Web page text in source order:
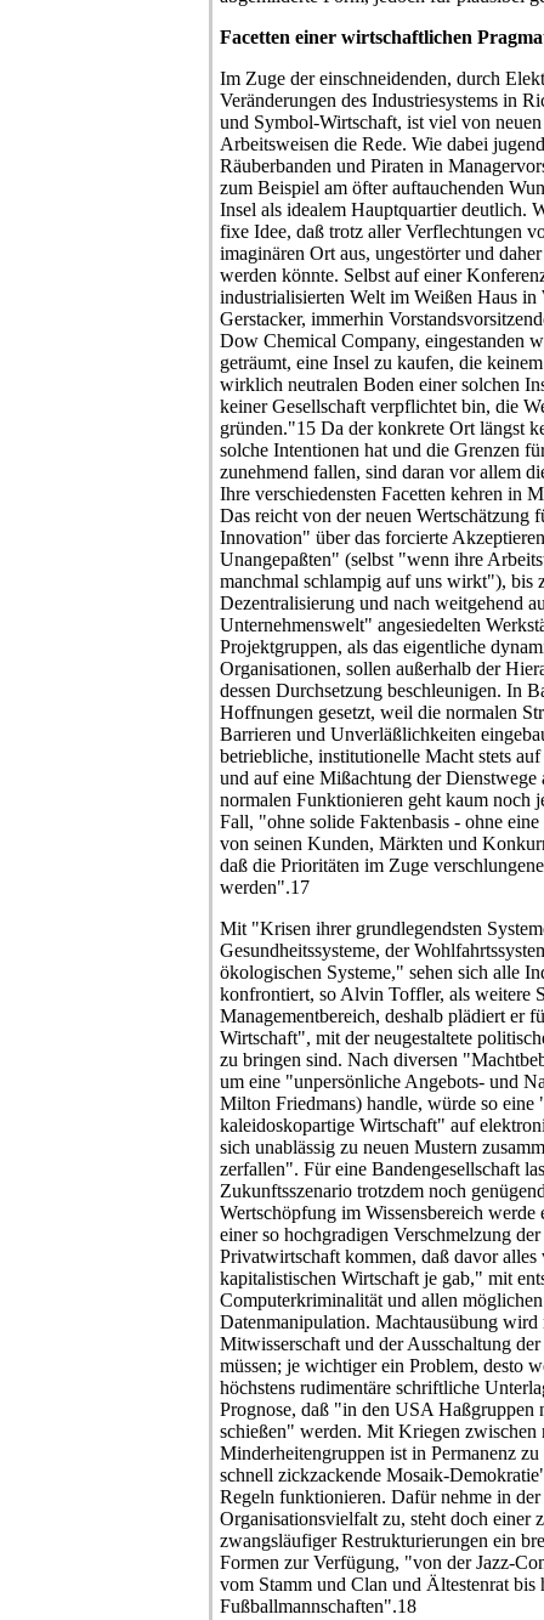
Facetten einer wirtschaftlichen
Im Zuge der einschneidenden, durch
Veränderungen des Industriesystems in
und Symbol-Wirtschaft, ist viel von
Arbeitsweisen die Rede. Wie dabei
Räuberbanden und Piraten in
zum Beispiel am öfter auftauchenden
Insel als idealem Hauptquartier deutlich.
fixe Idee, daß trotz aller Verflechtungen
imaginären Ort aus, ungestörter und
werden könnte. Selbst auf einer
industrialisierten Welt im Weißen Haus
Gerstacker, immerhin
Dow Chemical Company, eingestanden
geträumt, eine Insel zu kaufen, die
wirklich neutralen Boden einer solchen
keiner Gesellschaft verpflichtet bin, die
gründen."15 Da der konkrete Ort längst
solche Intentionen hat und die Grenzen
zunehmend fallen, sind daran vor allem
Ihre verschiedensten Facetten kehren in
Das reicht von der neuen Wertschätzung
Innovation" über das forcierte
Unangepaßten" (selbst "wenn ihre
manchmal schlampig auf uns wirkt"), bis
Dezentralisierung und nach weitgehend
Unternehmenswelt" angesiedelten
Projektgruppen, als das eigentliche
Organisationen, sollen außerhalb der
dessen Durchsetzung beschleunigen. In
Hoffnungen gesetzt, weil die normalen
Barrieren und Unverläßlichkeiten
betriebliche, institutionelle Macht stets
und auf eine Mißachtung der Dienstwege
normalen Funktionieren geht kaum noch
Fall, "ohne solide Faktenbasis - ohne
von seinen Kunden, Märkten und
daß die Prioritäten im Zuge
werden".17
Mit "Krisen ihrer grundlegendsten
Gesundheitssysteme, der
ökologischen Systeme," sehen sich alle
konfrontiert, so Alvin Toffler, als weitere
Managementbereich, deshalb plädiert er
Wirtschaft", mit der neugestaltete
zu bringen sind. Nach diversen
um eine "unpersönliche Angebots- und
Milton Friedmans) handle, würde so eine
kaleidoskopartige Wirtschaft" auf
sich unablässig zu neuen Mustern
zerfallen". Für eine Bandengesellschaft
Zukunftsszenario trotzdem noch
Wertschöpfung im Wissensbereich
einer so hochgradigen Verschmelzung
Privatwirtschaft kommen, daß davor alles
kapitalistischen Wirtschaft je gab," mit
Computerkriminalität und allen
Datenmanipulation. Machtausübung
Mitwisserschaft und der Ausschaltung
müssen; je wichtiger ein Problem, desto
höchstens rudimentäre schriftliche
Prognose, daß "in den USA Haßgruppen
schießen" werden. Mit Kriegen zwischen
Minderheitengruppen ist in Permanenz
schnell zickzackende Mosaik-
Regeln funktionieren. Dafür nehme in
Organisationsvielfalt zu, steht doch einer
zwangsläufiger Restrukturierungen ein
Formen zur Verfügung, "von der Jazz-
vom Stamm und Clan und Ältestenrat
Fußballmannschaften".18